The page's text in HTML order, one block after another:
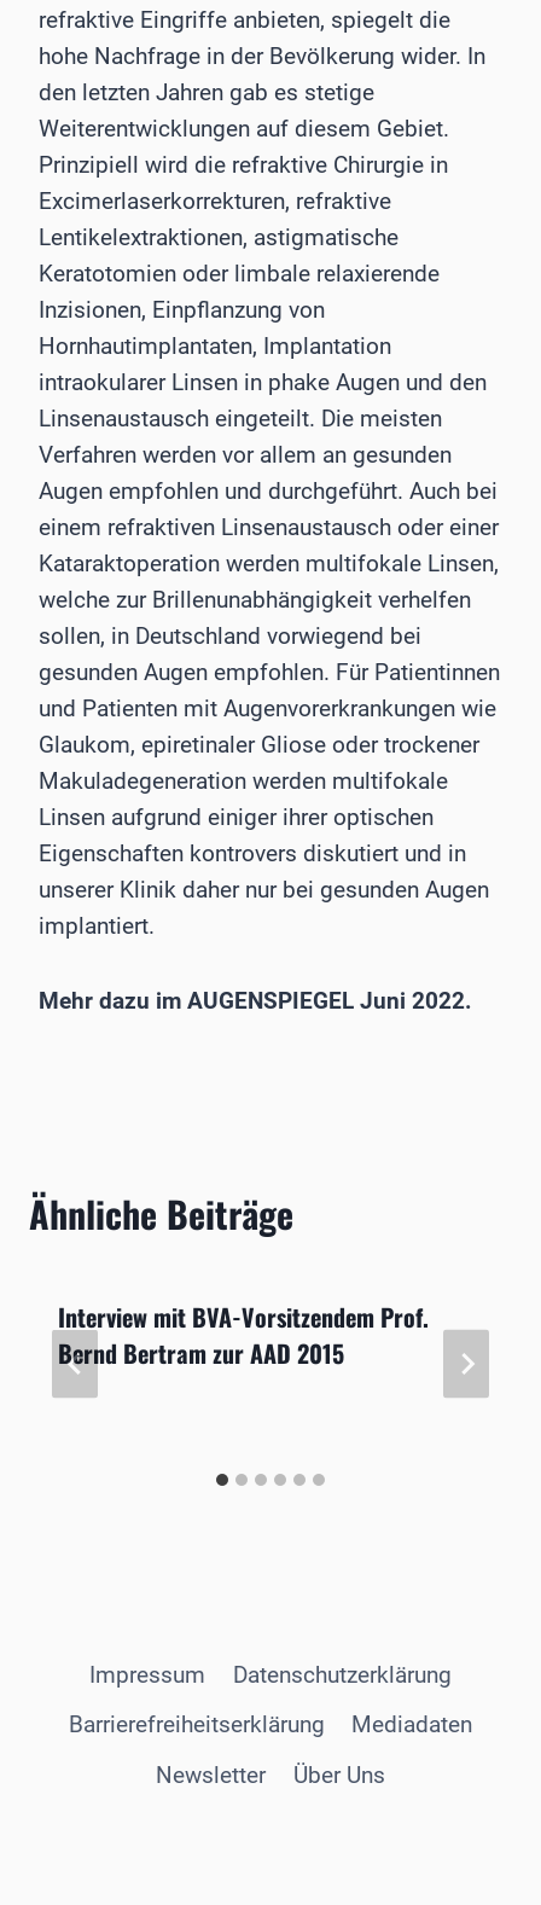
refraktive Eingriffe anbieten, spiegelt die
hohe Nachfrage in der Bevölkerung wider. In
den letzten Jahren gab es stetige
Weiterentwicklungen auf diesem Gebiet.
Prinzipiell wird die refraktive Chirurgie in
Excimerlaserkorrekturen, refraktive
Lentikelextraktionen, astigmatische
Keratotomien oder limbale relaxierende
Inzisionen, Einpflanzung von
Hornhautimplantaten, Implantation
intraokularer Linsen in phake Augen und den
Linsenaustausch eingeteilt. Die meisten
Verfahren werden vor allem an gesunden
Augen empfohlen und durchgeführt. Auch bei
einem refraktiven Linsenaustausch oder einer
Kataraktoperation werden multifokale Linsen,
welche zur Brillenunabhängigkeit verhelfen
sollen, in Deutschland vorwiegend bei
gesunden Augen empfohlen. Für Patientinnen
und Patienten mit Augenvorerkrankungen wie
Glaukom, epiretinaler Gliose oder trockener
Makuladegeneration werden multifokale
Linsen aufgrund einiger ihrer optischen
Eigenschaften kontrovers diskutiert und in
unserer Klinik daher nur bei gesunden Augen
implantiert.
Mehr dazu im AUGENSPIEGEL Juni 2022.
Ähnliche Beiträge
Interview mit BVA-Vorsitzendem Prof.
Bernd Bertram zur AAD 2015
Impressum
Datenschutzerklärung
Barrierefreiheitserklärung
Mediadaten
Newsletter
Über Uns